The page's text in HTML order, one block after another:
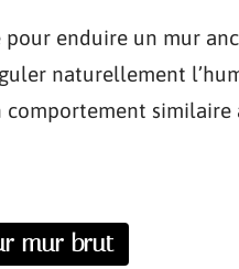
enduire un mur
naturellement
similaire
mur brut